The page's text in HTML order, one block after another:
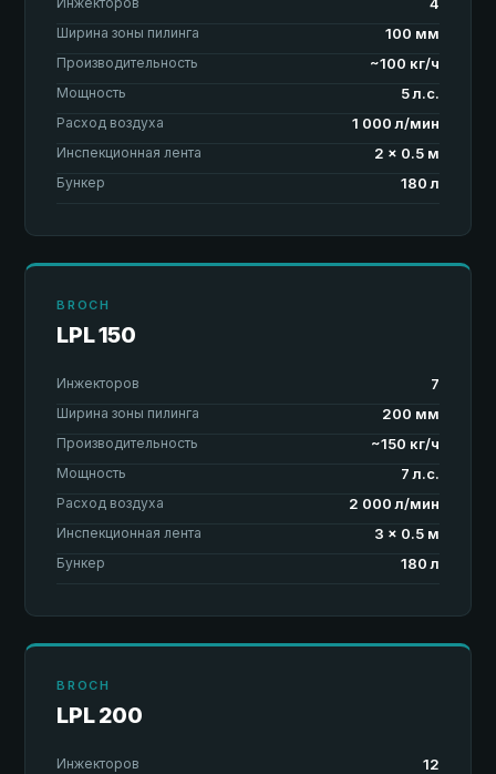
Ширина зоны пилинга 100 мм
Производительность ~100 кг/ч
Мощность 5 л.с.
Расход воздуха 1 000 л/мин
Инспекционная лента 2 × 0.5 м
Бункер 180 л
BROCH
LPL 150
Инжекторов 7
Ширина зоны пилинга 200 мм
Производительность ~150 кг/ч
Мощность 7 л.с.
Расход воздуха 2 000 л/мин
Инспекционная лента 3 × 0.5 м
Бункер 180 л
BROCH
LPL 200
Инжекторов 12